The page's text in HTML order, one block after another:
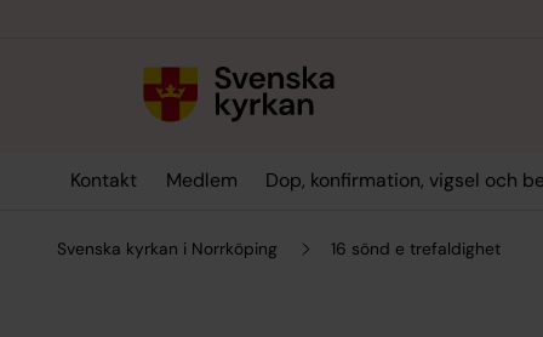
Kontakt Medlem Dop, konfirmation, vigsel och
Svenska kyrkan i Norrköping 16 sönd e trefaldighet